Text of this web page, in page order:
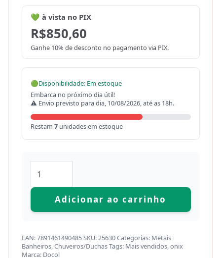
💚 à vista no PIX
R$850,60
Ganhe 10% de desconto no pagamento via PIX.
🟢Disponibilidade: Em estoque
Embarca no próximo dia útil!
⚠ Envio previsto para dia, 10/08/2026, até as 18h.
Restam 7unidades em estoque
Adicionar ao carrinho
EAN:7891461490485SKU: 25630Categorias: Metais
Banheiros, Chuveiros/DuchasTags: Mais vendidos, onix
Marca: Docol